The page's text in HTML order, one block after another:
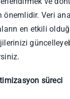
önemlidir. Veri
en etkili
süreci